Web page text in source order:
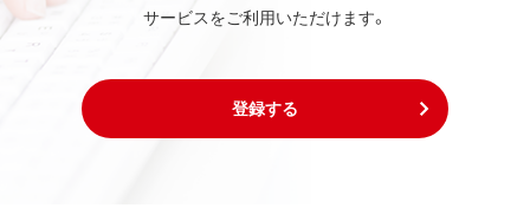
サービスをご利用いただけます。
登録する